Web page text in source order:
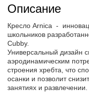
Описание
Кресло Arnica -
школьников
Cubby.
Универсальный дизайн
аэродинамическим
строения хребта, что
осанки и позволит
занятиях и развлечении.